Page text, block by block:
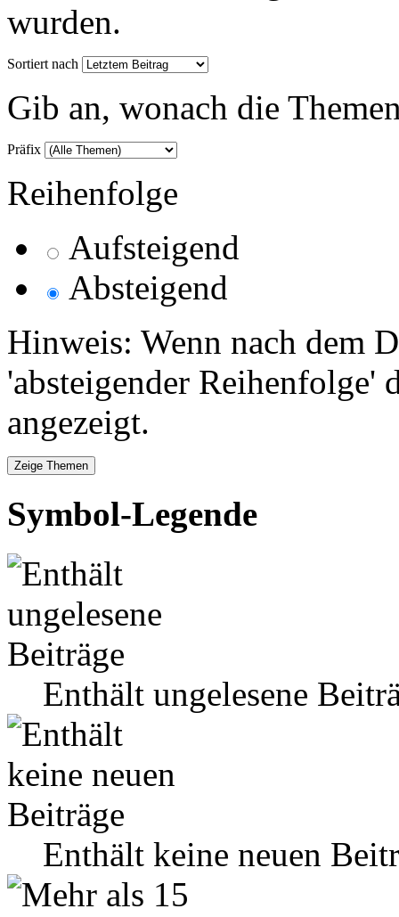
wurden.
Sortiert nach
Gib an, wonach die
Präfix
Reihenfolge
Aufsteigend
Absteigend
Hinweis: Wenn nach dem
'absteigender Reihenfolge'
angezeigt.
Symbol-Legende
Enthält ungelesene
Enthält keine neuen